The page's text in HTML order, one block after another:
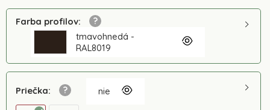
Farba profilov:
tmavohnedá -
RAL8019
Priečka: nie